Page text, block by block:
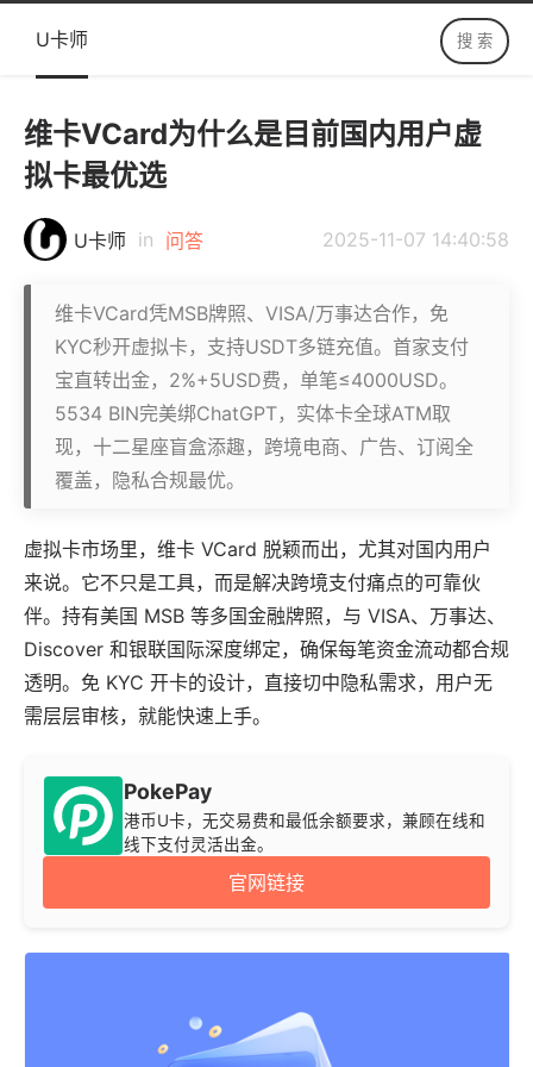
U卡师
维卡VCard为什么是目前国内用户虚
拟卡最优选
U卡师 in 问答 2025-11-07 14:40:58
维卡VCard凭MSB牌照、VISA/万事达合作，免
KYC秒开虚拟卡，支持USDT多链充值。首家支付
宝直转出金，2%+5USD费，单笔≤4000USD。
5534 BIN完美绑ChatGPT，实体卡全球ATM取
现，十二星座盲盒添趣，跨境电商、广告、订阅全
覆盖，隐私合规最优。
虚拟卡市场里，维卡 VCard 脱颖而出，尤其对国内用户
来说。它不只是工具，而是解决跨境支付痛点的可靠伙
伴。持有美国 MSB 等多国金融牌照，与 VISA、万事达、
Discover 和银联国际深度绑定，确保每笔资金流动都合规
透明。免 KYC 开卡的设计，直接切中隐私需求，用户无
需层层审核，就能快速上手。
PokePay
港币U卡，无交易费和最低余额要求，兼顾在线和
线下支付灵活出金。
官网链接